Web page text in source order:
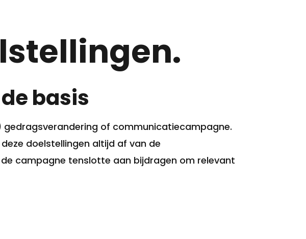
basis
of communicatiecampagne.
doelstellingen altijd af van de
campagne tenslotte aan bijdragen om relevant